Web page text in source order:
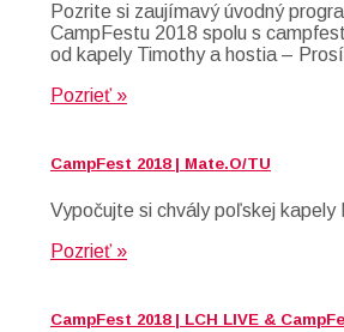
Pozrite si zaujímavý úvodný
CampFestu 2018 spolu s
od kapely Timothy a hostia –
Pozrieť »
CampFest 2018 | Mate.O/TU
Vypočujte si chvály poľskej kapely
Pozrieť »
CampFest 2018 | LCH LIVE &